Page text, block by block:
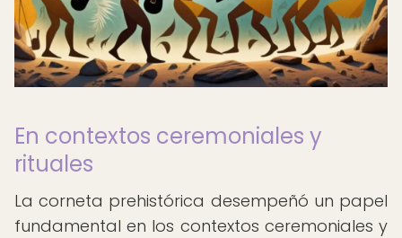
En contextos ceremoniales y
rituales
La corneta prehistórica desempeñó un papel
fundamental en los contextos ceremoniales y